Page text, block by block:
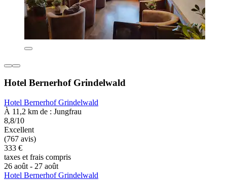
Hotel Bernerhof Grindelwald
Hotel Bernerhof Grindelwald
À 11,2 km de : Jungfrau
8,8/10
Excellent
(767 avis)
333 €
taxes et frais compris
26 août - 27 août
Hotel Bernerhof Grindelwald